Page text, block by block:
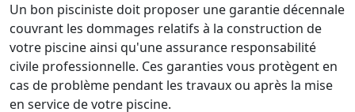
Un bon pisciniste doit proposer une garantie décennale
couvrant les dommages relatifs à la construction de
votre piscine ainsi qu'une assurance responsabilité
civile professionnelle. Ces garanties vous protègent en
cas de problème pendant les travaux ou après la mise
en service de votre piscine.